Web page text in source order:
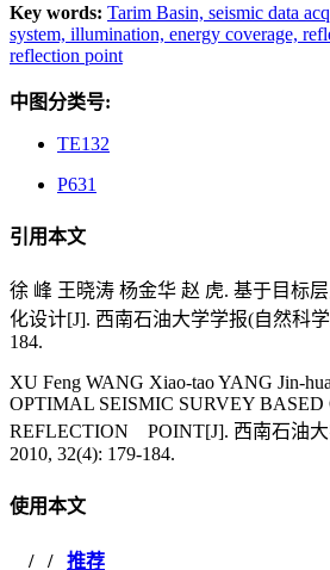
Key words: Tarim Basin, seismic data
system, illumination, energy coverage,
reflection point
中图分类号:
TE132
P631
引用本文
徐 峰 王晓涛 杨金华 赵 虎. 基于目标
化设计[J]. 西南石油大学学报(自然科学
184.
XU Feng WANG Xiao-tao YANG Jin-
OPTIMAL SEISMIC SURVEY
REFLECTION POINT[J]. 西南石油
2010, 32(4): 179-184.
使用本文
/ / 推荐